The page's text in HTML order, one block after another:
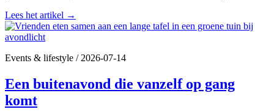
Lees het artikel →
Events & lifestyle /2026-07-14
Een buitenavond die vanzelf op gang
komt